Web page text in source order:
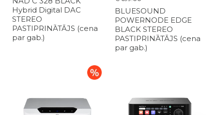
Hybrid Digital DAC
STEREO
PASTIPRINĀTĀJS (cena
par gab.)
BLUESOUND
POWERNODE EDGE
BLACK STEREO
PASTIPRINĀTĀJS (cena
par gab.)